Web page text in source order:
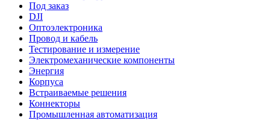
Под заказ
DJI
Оптоэлектроника
Провод и кабель
Тестирование и измерение
Электромеханические компоненты
Энергия
Корпуса
Встраиваемые решения
Коннекторы
Промышленная автоматизация